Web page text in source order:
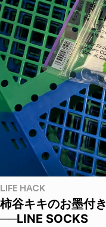
LIFE HACK
柿谷キキのお墨付き
──LINE SOCKS